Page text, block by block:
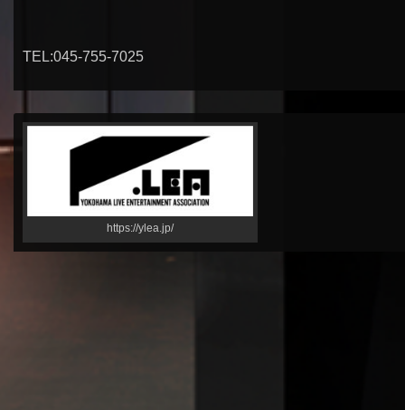
TEL:045-755-7025
https://ylea.jp/